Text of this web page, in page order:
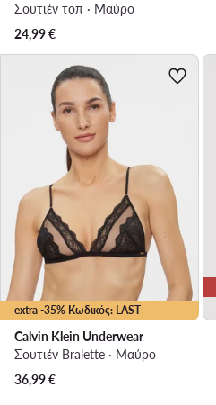
Σουτιέν τοπ · Μαύρο
24,99€
extra -35% Κωδικός: LAST
Calvin Klein Underwear
Σουτιέν Bralette · Μαύρο
36,99€